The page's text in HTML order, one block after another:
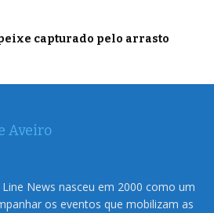
capturado pelo arrasto
News nasceu em 2000 como um
os eventos que mobilizam as